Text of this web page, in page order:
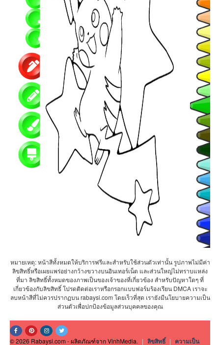
หมายเหตุ: หน้าสีทั้งหมดให้บริการฟรีและสำหรับใช้ส่วนตัวเท่านั้น รูปภาพไม่มีค่า
ลิขสิทธิ์หรือเผยแพร่อย่างกว้างขวางบนอินเทอร์เน็ต และส่วนใหญ่ไม่ทราบแหล่ง
ที่มา ลิขสิทธิ์ทั้งหมดของภาพเป็นของเจ้าของที่เกี่ยวข้อง สำหรับปัญหาใดๆ ที่
เกี่ยวข้องกับลิขสิทธิ์ โปรดติดต่อเราหรือกรอกแบบฟอร์มร้องเรียน DMCA เราจะ
ลบหน้าสีที่ไม่ควรปรากฏบน rabaysi.com โดยเร็วที่สุด เรายังมีนโยบายความเป็น
ส่วนตัวเพื่อปกป้องข้อมูลส่วนบุคคลของคุณ
© 2026 Rabaysi.com - ผลิตภัณฑ์จาก VinhMedia. | ลิขสิทธิ์ | ความเป็น